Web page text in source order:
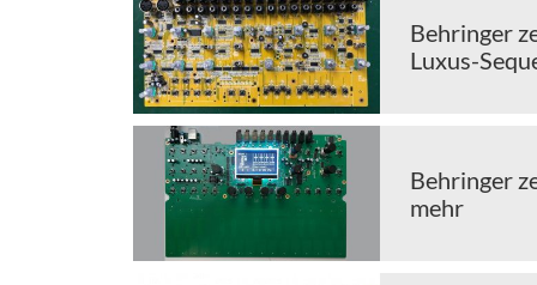
Behringer
Luxus-
Behringer
mehr